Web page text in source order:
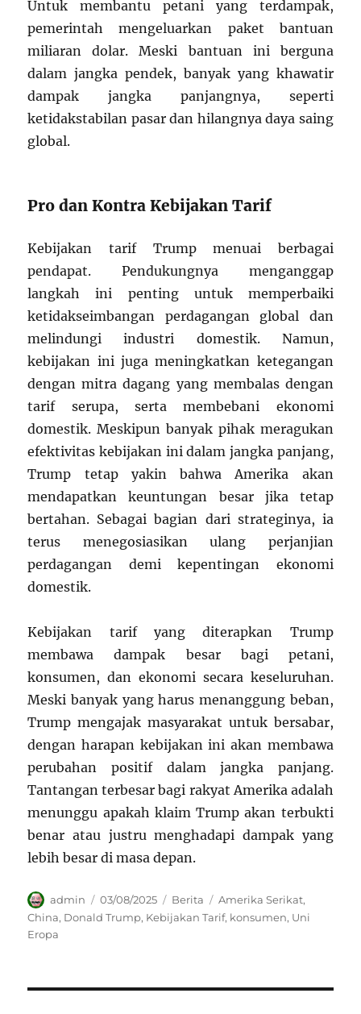
Untuk membantu petani yang terdampak,
pemerintah mengeluarkan paket bantuan
miliaran dolar. Meski bantuan ini berguna
dalam jangka pendek, banyak yang khawatir
dampak jangka panjangnya, seperti
ketidakstabilan pasar dan hilangnya daya saing
global.
Pro dan Kontra Kebijakan Tarif
Kebijakan tarif Trump menuai berbagai
pendapat. Pendukungnya menganggap
langkah ini penting untuk memperbaiki
ketidakseimbangan perdagangan global dan
melindungi industri domestik. Namun,
kebijakan ini juga meningkatkan ketegangan
dengan mitra dagang yang membalas dengan
tarif serupa, serta membebani ekonomi
domestik. Meskipun banyak pihak meragukan
efektivitas kebijakan ini dalam jangka panjang,
Trump tetap yakin bahwa Amerika akan
mendapatkan keuntungan besar jika tetap
bertahan. Sebagai bagian dari strateginya, ia
terus menegosiasikan ulang perjanjian
perdagangan demi kepentingan ekonomi
domestik.
Kebijakan tarif yang diterapkan Trump
membawa dampak besar bagi petani,
konsumen, dan ekonomi secara keseluruhan.
Meski banyak yang harus menanggung beban,
Trump mengajak masyarakat untuk bersabar,
dengan harapan kebijakan ini akan membawa
perubahan positif dalam jangka panjang.
Tantangan terbesar bagi rakyat Amerika adalah
menunggu apakah klaim Trump akan terbukti
benar atau justru menghadapi dampak yang
lebih besar di masa depan.
Author
admin
Posted
on
03/08/2025 Categories
Berita Tags
Amerika Serikat,
China, Donald Trump, Kebijakan Tarif, konsumen, Uni
Eropa